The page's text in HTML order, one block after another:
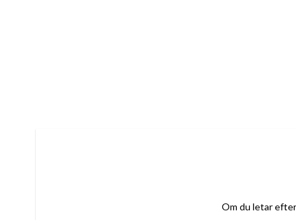
Om du letar